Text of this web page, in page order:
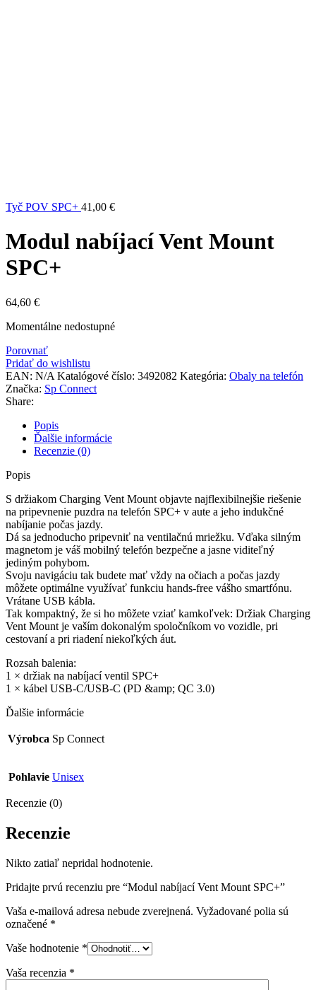
Tyč POV SPC+ 41,00 €
Modul nabíjací Vent Mount
SPC+
64,60 €
Momentálne nedostupné
Porovnať
Pridať do wishlistu
EAN: N/A Katalógové číslo: 3492082 Kategória: Obaly na telefón
Značka: Sp Connect
Share:
Popis
Ďalšie informácie
Recenzie (0)
Popis
S držiakom Charging Vent Mount objavte najflexibilnejšie riešenie
na pripevnenie puzdra na telefón SPC+ v aute a jeho indukčné
nabíjanie počas jazdy.
Dá sa jednoducho pripevniť na ventilačnú mriežku. Vďaka silným
magnetom je váš mobilný telefón bezpečne a jasne viditeľný
jediným pohybom.
Svoju navigáciu tak budete mať vždy na očiach a počas jazdy
môžete optimálne využívať funkciu hands-free vášho smartfónu.
Vrátane USB kábla.
Tak kompaktný, že si ho môžete vziať kamkoľvek: Držiak Charging
Vent Mount je vaším dokonalým spoločníkom vo vozidle, pri
cestovaní a pri riadení niekoľkých áut.
Rozsah balenia:
1 × držiak na nabíjací ventil SPC+
1 × kábel USB-C/USB-C (PD &amp; QC 3.0)
Ďalšie informácie
Výrobca Sp Connect
Pohlavie Unisex
Recenzie (0)
Recenzie
Nikto zatiaľ nepridal hodnotenie.
Pridajte prvú recenziu pre “Modul nabíjací Vent Mount SPC+”
Vaša e-mailová adresa nebude zverejnená. Vyžadované polia sú
označené *
Vaše hodnotenie *
Vaša recenzia *